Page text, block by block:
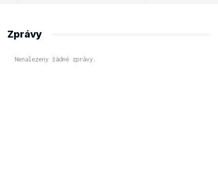
Zprávy
Nenalezeny žádné zprávy.